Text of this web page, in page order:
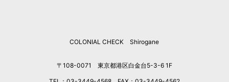
COLONIAL CHECK Shirogane
〒108-0071 東京都港区白金台5-3-6 1F